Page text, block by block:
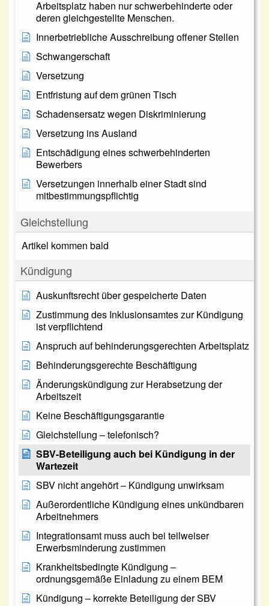
Arbeitsplatz haben nur schwerbehinderte oder
deren gleichgestellte Menschen.
Innerbetriebliche Ausschreibung offener Stellen
Schwangerschaft
Versetzung
Entfristung auf dem grünen Tisch
Schadensersatz wegen Diskriminierung
Versetzung ins Ausland
Entschädigung eines schwerbehinderten
Bewerbers
Versetzungen innerhalb einer Stadt sind
mitbestimmungspflichtig
Gleichstellung
Artikel kommen bald
Kündigung
Auskunftsrecht über gespeicherte Daten
Zustimmung des Inklusionsamtes zur Kündigung
ist verpflichtend
Anspruch auf behinderungsgerechten Arbeitsplatz
Behinderungsgerechte Beschäftigung
Änderungskündigung zur Herabsetzung der
Arbeitszeit
Keine Beschäftigungsgarantie
Gleichstellung – telefonisch?
SBV-Beteiligung auch bei Kündigung in der
Wartezeit
SBV nicht angehört – Kündigung unwirksam
Außerordentliche Kündigung eines unkündbaren
Arbeitnehmers
Integrationsamt muss auch bei teilweiser
Erwerbsminderung zustimmen
Krankheitsbedingte Kündigung –
ordnungsgemäße Einladung zu einem BEM
Kündigung – korrekte Beteiligung der SBV